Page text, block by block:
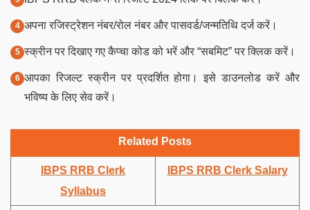
अपना रजिस्ट्रेशन नंबर/रोल नंबर और पासवर्ड/जन्मतिथि दर्ज करें।
स्क्रीन पर दिखाए गए कैप्चा कोड को भरें और “सबमिट” पर क्लिक करें।
आपका रिजल्ट स्क्रीन पर प्रदर्शित होगा। इसे डाउनलोड करें और
भविष्य के लिए सेव करें।
Related Posts
IBPS RRB Clerk
Syllabus
IBPS RRB Clerk Salary